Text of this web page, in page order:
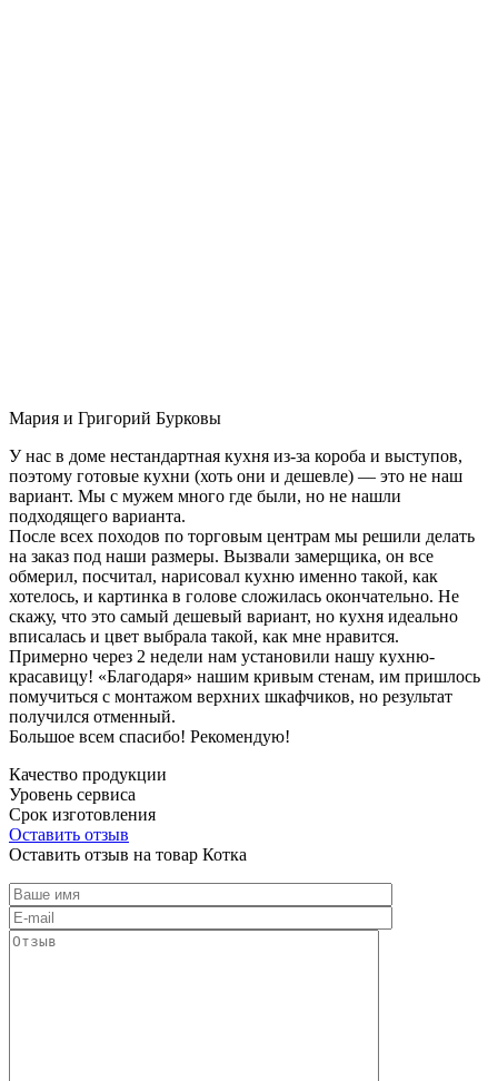
Мария и Григорий Бурковы
У нас в доме нестандартная кухня из-за короба и выступов,
поэтому готовые кухни (хоть они и дешевле) — это не наш
вариант. Мы с мужем много где были, но не нашли
подходящего варианта.
После всех походов по торговым центрам мы решили делать
на заказ под наши размеры. Вызвали замерщика, он все
обмерил, посчитал, нарисовал кухню именно такой, как
хотелось, и картинка в голове сложилась окончательно. Не
скажу, что это самый дешевый вариант, но кухня идеально
вписалась и цвет выбрала такой, как мне нравится.
Примерно через 2 недели нам установили нашу кухню-
красавицу! «Благодаря» нашим кривым стенам, им пришлось
помучиться с монтажом верхних шкафчиков, но результат
получился отменный.
Большое всем спасибо! Рекомендую!
Качество продукции
Уровень сервиса
Срок изготовления
Оставить отзыв
Оставить отзыв на товар Котка